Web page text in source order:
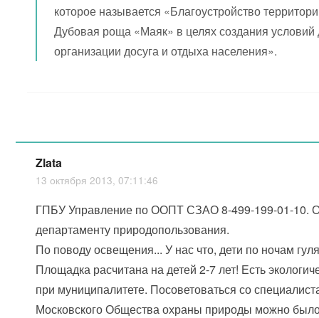
которое называется «Благоустройство
Дубовая роща «Маяк» в целях создания условий
организации досуга и отдыха населения».
Zlata
13 октября 2013, 07:11:46
ГПБУ Управление по ООПТ СЗАО 8-499-199-01-10.
департаменту природопользования.
По поводу освещения... У нас что, дети по ночам
Площадка расчитана на детей 2-7 лет! Есть
при муниципалитете. Посоветоваться со
Московского Общества охраны природы можно